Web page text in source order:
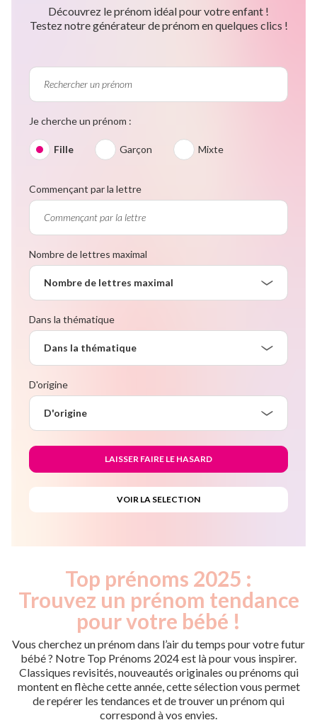
Découvrez le prénom idéal pour votre enfant !
Testez notre générateur de prénom en quelques clics !
Je cherche un prénom :
Fille Garçon Mixte
Commençant par la lettre
Nombre de lettres maximal
Nombre de lettres maximal
Dans la thématique
Dans la thématique
D'origine
D'origine
Top prénoms 2025 :
Trouvez un prénom tendance
pour votre bébé !
Vous cherchez un prénom dans l’air du temps pour votre futur
bébé ? Notre Top Prénoms 2024 est là pour vous inspirer.
Classiques revisités, nouveautés originales ou prénoms qui
montent en flèche cette année, cette sélection vous permet
de repérer les tendances et de trouver un prénom qui
correspond à vos envies.